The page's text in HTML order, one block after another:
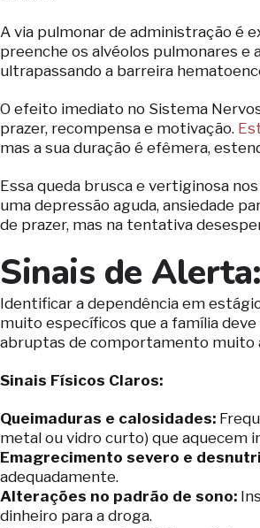
A via pulmonar de administração é
preenche os alvéolos pulmonares e
ultrapassando a barreira
O efeito imediato no Sistema
prazer, recompensa e motivação.
mas a sua duração é efêmera,
Essa queda brusca e vertiginosa
uma depressão aguda, ansiedade
de prazer, mas na tentativa
Sinais de
Identificar a dependência em
muito específicos que a família
abruptas de comportamento muito
Sinais Físicos Claros:
Queimaduras e calosidades:
metal ou vidro curto) que aquecem
Emagrecimento severo e
adequadamente.
Alterações no padrão de sono:
dinheiro para a droga.